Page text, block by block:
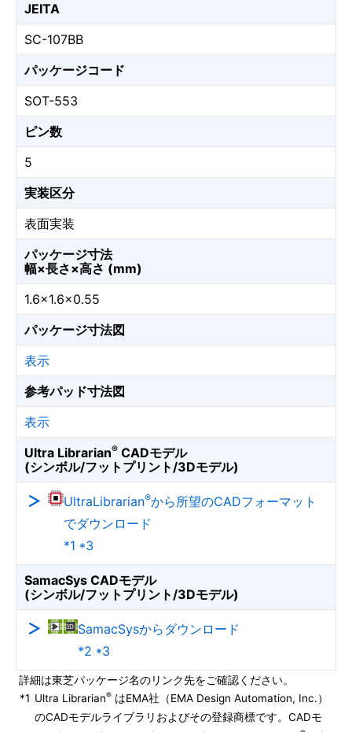
JEITA
SC-107BB
パッケージコード
SOT-553
ピン数
5
実装区分
表面実装
パッケージ寸法
幅×長さ×高さ (mm)
1.6×1.6×0.55
パッケージ寸法図
表示
参考パッド寸法図
表示
Ultra Librarian® CADモデル
(シンボル/フットプリント/3Dモデル)
UltraLibrarian®から所望のCADフォーマット
でダウンロード
*1 *3
SamacSys CADモデル
(シンボル/フットプリント/3Dモデル)
SamacSysからダウンロード
*2 *3
詳細は東芝パッケージ名のリンク先をご確認ください。
*1 Ultra Librarian® はEMA社（EMA Design Automation, Inc.）
のCADモデルライブラリおよびその登録商標です。CADモ